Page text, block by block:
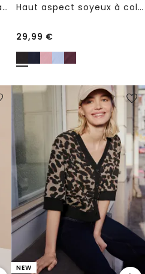
Pantalon coupe ballon Barrel Leg avec boucles décoratives Haut aspect soyeux à col roulé
29,99 €
NEW